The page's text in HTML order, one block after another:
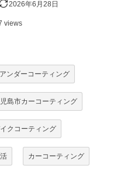
2026年6月28日
views
アンダーコーティング
島市カーコーティング
クコーティング
カーコーティング